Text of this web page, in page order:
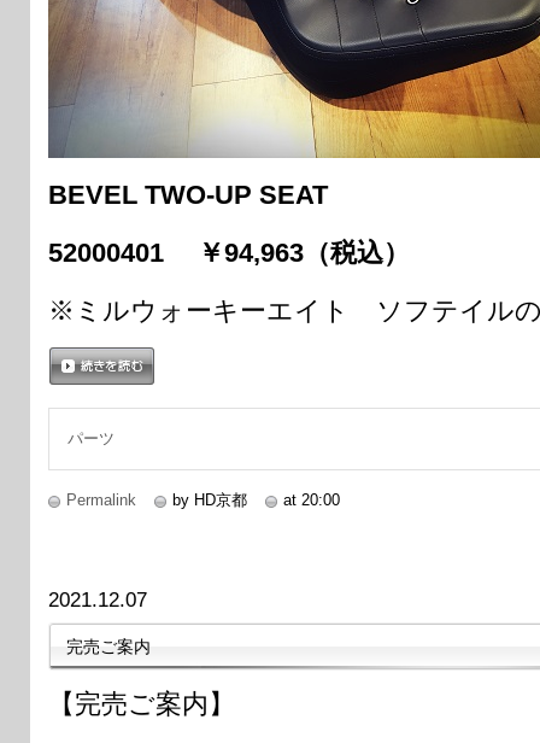
BEVEL TWO-UP SEAT
52000401 ￥94,963（税込）
※ミルウォーキーエイト ソフテイル
パーツ
Permalink by HD京都 at 20:00
2021.12.07
完売ご案内
【完売ご案内】